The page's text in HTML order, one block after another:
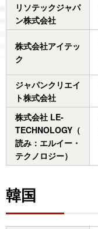
リソテックジャパ
ン株式会社
株式会社アイテッ
ク
ジャパンクリエイ
ト株式会社
株式会社 LE-
TECHNOLOGY（
読み：エルイー・
テクノロジー）
韓国